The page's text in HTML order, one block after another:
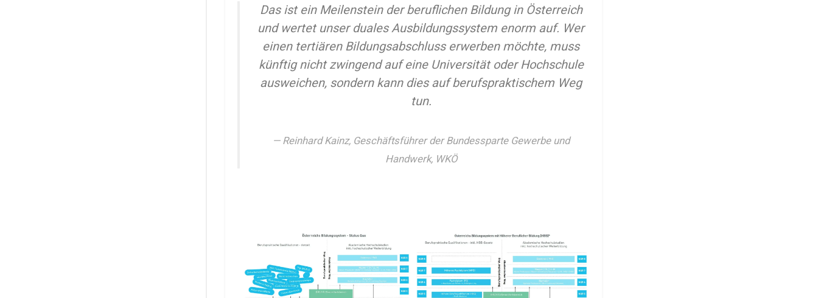
Das ist ein Meilenstein der beruflichen Bildung in Österreich
und wertet unser duales Ausbildungssystem enorm auf. Wer
einen tertiären Bildungsabschluss erwerben möchte, muss
künftig nicht zwingend auf eine Universität oder Hochschule
ausweichen, sondern kann dies auf berufspraktischem Weg
tun.
Reinhard Kainz, Geschäftsführer der Bundessparte Gewerbe und
Handwerk, WKÖ